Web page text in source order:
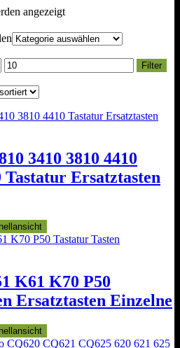
angezeigtNach
sortiert
Max.
Preis
Filter
3410 3810 4410
Ersatztasten
K61 K70 P50
Ersatztasten Einzelne